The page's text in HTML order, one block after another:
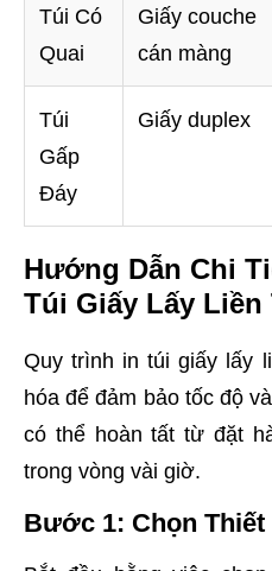
Túi Có
Quai
Giấy couche
cán màng
Túi
Gấp
Đáy
Giấy duplex
Hướng Dẫn Chi
Túi Giấy Lấy Liền
Quy trình in túi giấy lấy
hóa để đảm bảo tốc độ
có thể hoàn tất từ đặt
trong vòng vài giờ.
Bước 1: Chọn Thiết